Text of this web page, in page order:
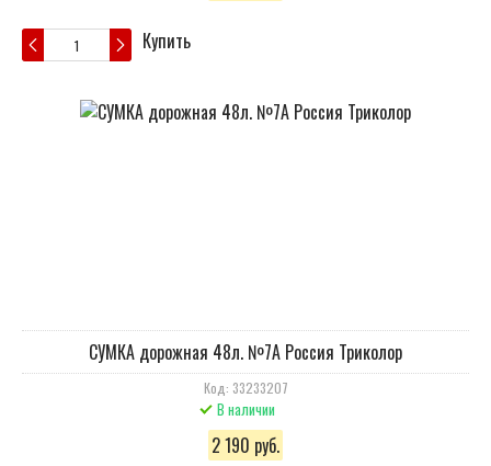
Купить
СУМКА дорожная 48л. №7А Россия Триколор
Код: 33233207
В наличии
2 190 руб.